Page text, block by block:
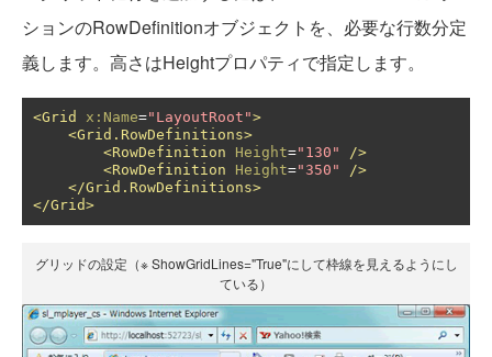
ションのRowDefinitionオブジェクトを、必要な行数分定
義します。高さはHeightプロパティで指定します。
<Grid x:Name="LayoutRoot">
<Grid.RowDefinitions>
<RowDefinition
Height="130"
/>
<RowDefinition
Height="350"
/>
</Grid.RowDefinitions>
</Grid>
グリッドの設定（※ ShowGridLines="True"にして枠線を見えるようにし
ている）